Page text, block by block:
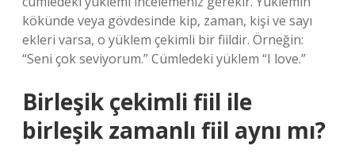
kökünde veya gövdesinde kip, zaman, kişi ve sayı
ekleri varsa, o yüklem çekimli bir fiildir. Örneğin:
“Seni çok seviyorum.” Cümledeki yüklem “I love.”
Birleşik çekimli fiil ile
birleşik zamanlı fiil aynı mı?